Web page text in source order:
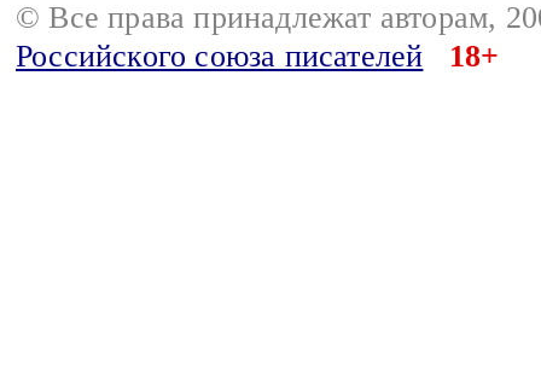
© Все права принадлежат авторам,
Российского союза писателей
18+